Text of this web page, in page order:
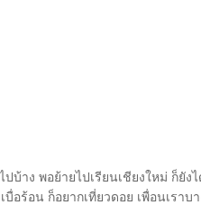
ปบ้าง พอย้ายไปเรียนเชียงใหม่ ก็ยั
อร้อน ก็อยากเที่ยวดอย เพื่อนเราบ